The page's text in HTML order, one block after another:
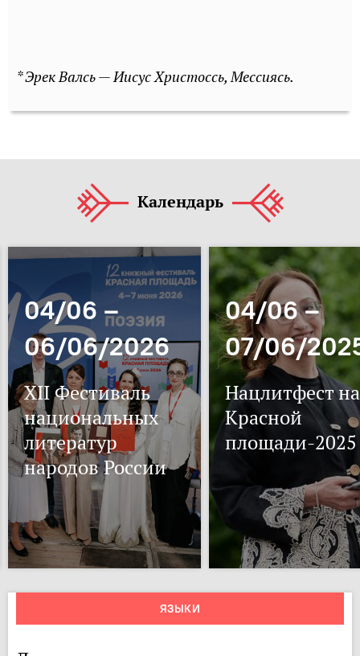
* Эрек Валсь — Иисус Христоссь, Мессиясь.
Календарь
04/06 –
06/06/2026
XII Фестиваль
национальных
литератур
народов России
04/06 –
07/06/
Нацлитфест на
Красной
площади-2025
ЯЗЫКИ